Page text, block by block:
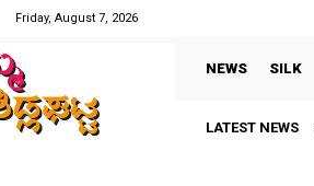
Friday, August 7, 2026
NEWS SILK
LATEST NEWS